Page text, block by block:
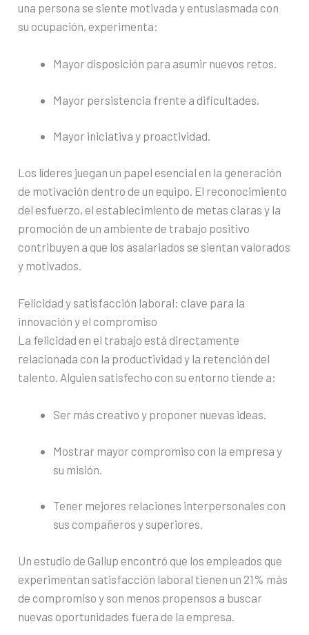
una persona se siente motivada y entusiasmada con
su ocupación, experimenta:
Mayor disposición para asumir nuevos retos.
Mayor persistencia frente a dificultades.
Mayor iniciativa y proactividad.
Los líderes juegan un papel esencial en la generación
de motivación dentro de un equipo. El reconocimiento
del esfuerzo, el establecimiento de metas claras y la
promoción de un ambiente de trabajo positivo
contribuyen a que los asalariados se sientan valorados
y motivados.
Felicidad y satisfacción laboral: clave para la
innovación y el compromiso
La felicidad en el trabajo está directamente
relacionada con la productividad y la retención del
talento. Alguien satisfecho con su entorno tiende a:
Ser más creativo y proponer nuevas ideas.
Mostrar mayor compromiso con la empresa y
su misión.
Tener mejores relaciones interpersonales con
sus compañeros y superiores.
Un estudio de Gallup encontró que los empleados que
experimentan satisfacción laboral tienen un 21% más
de compromiso y son menos propensos a buscar
nuevas oportunidades fuera de la empresa.